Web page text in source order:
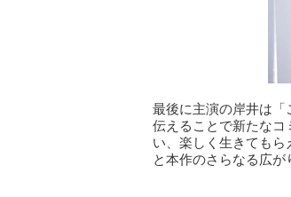
最後に主演の岸井は「
伝えることで新たなコ
い、楽しく生きてもら
と本作のさらなる広が